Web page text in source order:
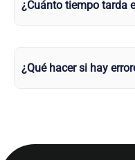
¿Cuánto tiempo tarda
¿Qué hacer si hay